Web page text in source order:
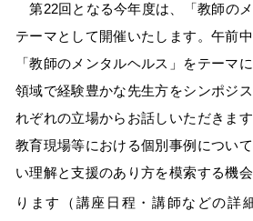
第22回となる今年度は、「教師の
テーマとして開催いたします。午前
「教師のメンタルヘルス」をテーマ
領域で経験豊かな先生方をシンポジ
れぞれの立場からお話しいただきま
教育現場等における個別事例につい
い理解と支援のあり方を模索する機
ります（講座日程・講師などの詳